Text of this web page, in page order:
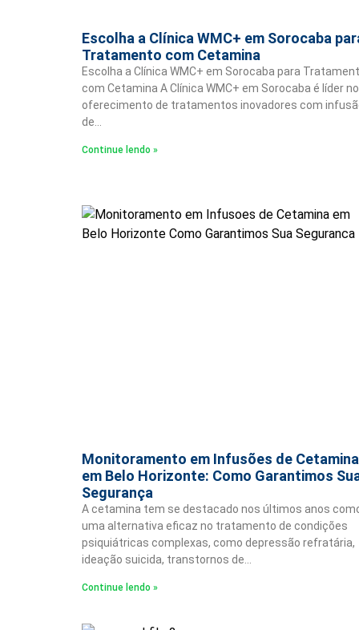
Escolha a Clínica WMC+ em Sorocaba
Tratamento com Cetamina
Escolha a Clínica WMC+ em Sorocaba para
com Cetamina A Clínica WMC+ em Sorocaba é líder no
oferecimento de tratamentos inovadores com
de…
Continue lendo »
Monitoramento em Infusões de Cetamina
em Belo Horizonte: Como Garantimos
Segurança
A cetamina tem se destacado nos últimos anos
uma alternativa eficaz no tratamento de condições
psiquiátricas complexas, como depressão refratária,
ideação suicida, transtornos de…
Continue lendo »